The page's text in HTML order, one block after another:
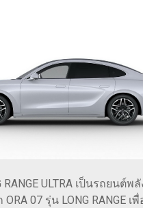
RANGE ULTRA เป็นรถยนต์
07 รุ่น LONG RANGE เ